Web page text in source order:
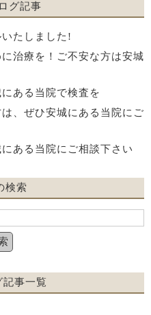
グ記事
たしました!
治療を！ご不安な方は安城
ある当院で検査を
、ぜひ安城にある当院にご
ある当院にご相談下さい
検索
記事一覧